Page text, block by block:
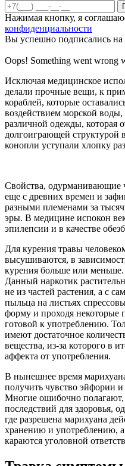
Нажимая кнопку, я
конфиденциальности
Вы успешно подписались
Oops! Something went wrong
Исключая медицинское
делали прочные вещи, к
кораблей, которые
воздействием морской
различной одежды, которая
долгоиграющей структурой
конопли уступали хлопку
Свойства, одурманивающие
еще с древних времен и
разными племенами за
эры. В медицине испокон
эпилепсии и в качестве
Для курения травы
высушиваются, в
курения больше или
Данный наркотик
не из частей растения, а с
пыльца на листьях
форму и проходя некоторые
готовой к употреблению.
имеют достаточное
вещества, из-за которого в
аффекта от употребления.
В нынешнее время
получить чувство эйфории и
Многие ошибочно
последствий для здоровья,
где разрешена марихуана
хранению и употреблению,
караются уголовной